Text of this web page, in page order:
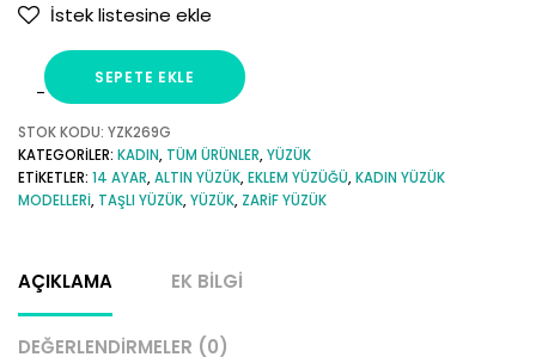
İstek listesine ekle
Baget
Taşlı
Tasarım
Yüzük
SEPETE EKLE
STOK KODU: YZK269G
KATEGORILER: KADIN, TÜM ÜRÜNLER,YÜZÜK
ETIKETLER: 14 AYAR,ALTIN YÜZÜK,EKLEM YÜZÜĞÜ,KADIN YÜZÜK
MODELLERI, TAŞLI YÜZÜK,YÜZÜK, ZARIF YÜZÜK
AÇIKLAMA EK BILGI
DEĞERLENDIRMELER (0)